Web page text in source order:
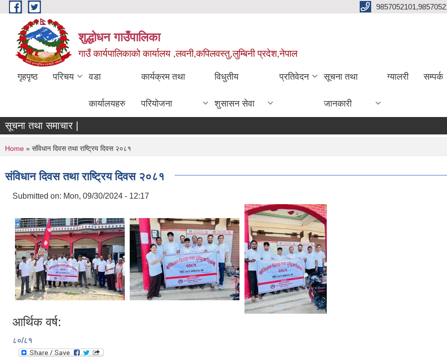
Skip to main content
शुद्धोधन गाउँपालिका
गाउँ कार्यपालिकाको कार्यालय ,लवनी,कपिलवस्तु,लुम्बिनी प्रदेश,नेपाल
गृहपृष्ठ परिचय वडा
कार्यालयहरु
कार्यक्रम तथा
परियोजना
विधुतीय
शुसासन सेवा
प्रतिवेदन सूचना तथा
जानकारी
ग्यालरी सम्पर्क
सूचना तथा समाचार |
You are here
Home » संविधान दिवस तथा राष्ट्रिय दिवस २०८१
संविधान दिवस तथा राष्ट्रिय दिवस २०८१
Submitted on: Mon, 09/30/2024 - 12:17
आर्थिक वर्ष:
८०/८१